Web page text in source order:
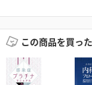
この商品を買っ